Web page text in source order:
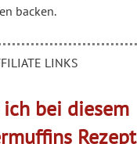
backen.
LINKS
ich bei diesem
Rezept